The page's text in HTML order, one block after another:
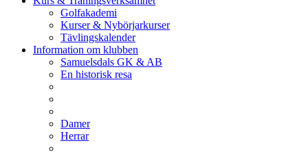
Golfakademi
Kurser & Nybörjarkurser
Tävlingskalender
Information om klubben
Samuelsdals GK & AB
En historisk resa
Damer
Herrar